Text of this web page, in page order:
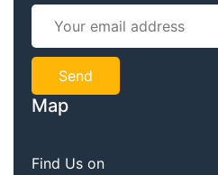
Map
Find Us on